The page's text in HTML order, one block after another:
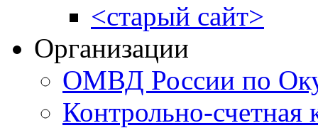
<старый сайт>
Организации
ОМВД России по
Контрольно-счетная